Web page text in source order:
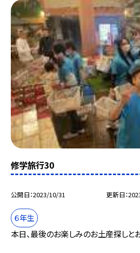
修学旅行30
公開日 2023/10/31 更新日
６年生
本日、最後のお楽しみのお土産探しと